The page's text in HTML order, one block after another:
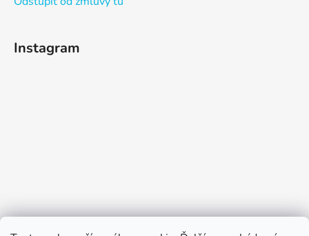
Instagram
Sledovať na Instagrame